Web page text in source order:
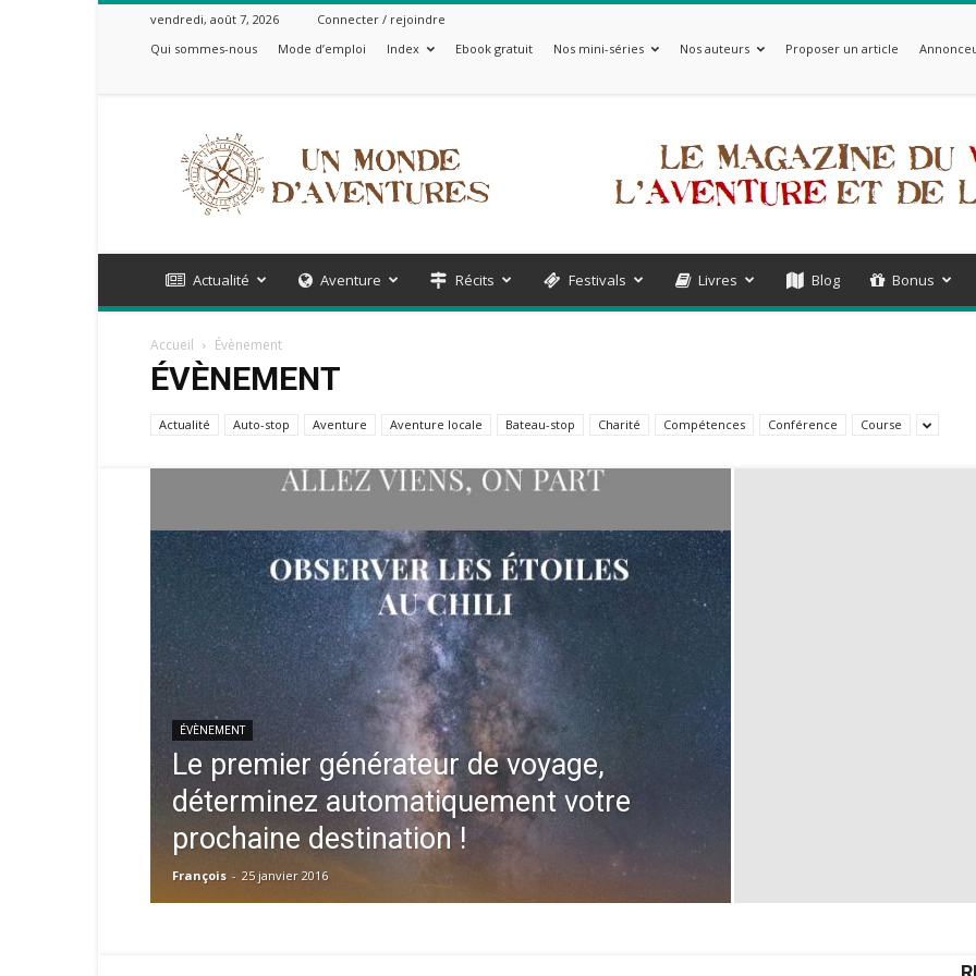
vendredi, août 7, 2026
Connecter / rejoindre
Qui sommes-nous
Mode d’emploi Index Ebook gratuit Nos mini-séries Nos auteurs Proposer un article
Monde
d'Aventures
Actualité Aventure Récits Festivals Livres Blog Bonus
Accueil Évènement
ÉVÈNEMENT
Actualité Auto-stop Aventure Aventure locale Bateau-stop Charité Compétences Conférence Course
ÉVÈNEMENT
Le premier générateur de voyage,
déterminez automatiquement votre
prochaine destination !
François - 25 janvier 2016